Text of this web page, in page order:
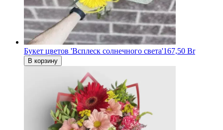
Букет цветов 'Всплеск солнечного света'167,50 Br
В корзину